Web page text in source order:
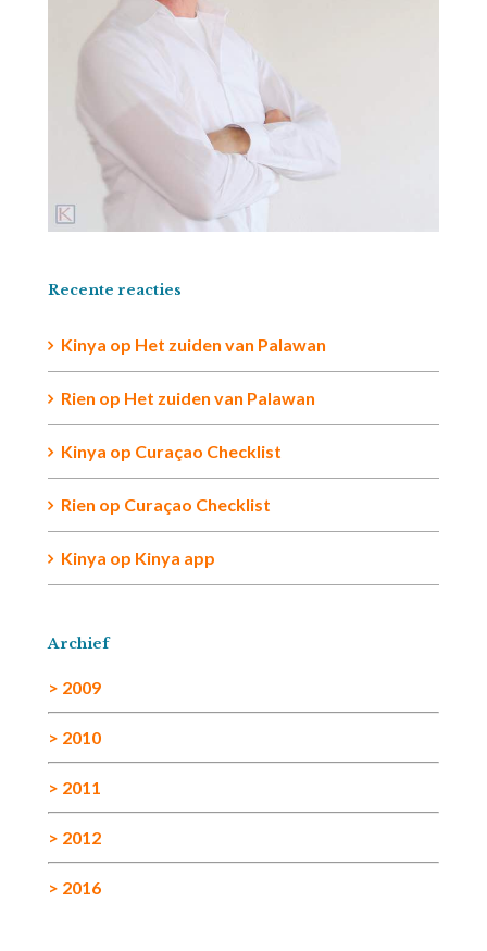
Recente reacties
Kinya op Het zuiden van Palawan
Rien op Het zuiden van Palawan
Kinya op Curaçao Checklist
Rien op Curaçao Checklist
Kinya op Kinya app
Archief
> 2009
> 2010
> 2011
> 2012
> 2016